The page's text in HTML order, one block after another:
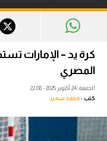
أخبار
ميركاتو
فانتازي في الجول
مسابقة التوقعات
فيديوهات
كرة يد – الإمارات
المصري
الجمعة، 24 أكتوبر 2025 - 22:08
كتب :محمد سمير